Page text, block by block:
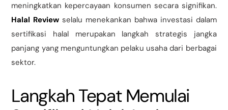
meningkatkan kepercayaan konsumen secara signifikan.
Halal Review selalu menekankan bahwa investasi dalam
sertifikasi halal merupakan langkah strategis jangka
panjang yang menguntungkan pelaku usaha dari berbagai
sektor.
Langkah Tepat Memulai